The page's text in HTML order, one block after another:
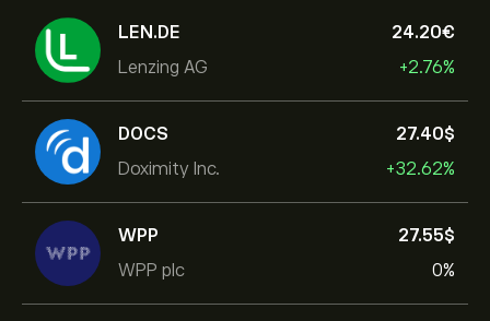
LEN.DE
Lenzing AG
24.20‎€‎
+2.76%
DOCS
Doximity Inc.
27.40‎$‎
+32.62%
WPP
WPP plc
27.55‎$‎
0%